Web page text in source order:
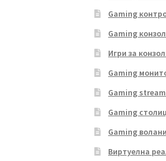
Gaming
Gaming
Игри за
Gaming
Gaming
Gaming
Gaming волани
Виртуелна